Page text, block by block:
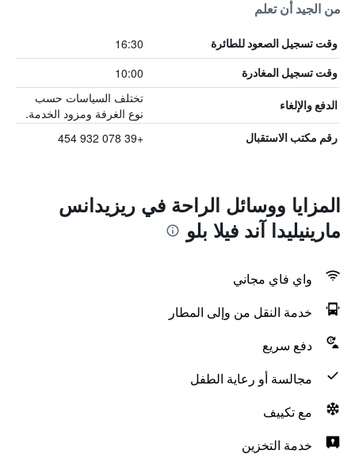
من الجيد أن تعلم
وقت تسجيل الصعود للطائرة 16:30
وقت تسجيل المغادرة 10:00
الدفع والإلغاء
تختلف السياسات حسب
نوع الغرفة ومزود الخدمة.
رقم مكتب الاستقبال +39 078 932 454
المزايا ووسائل الراحة في ريزيدانس
مارينيليدا آند فيلا بلو
واي فاي مجاني
خدمة النقل من وإلى المطار
دفع سريع
مجالسة أو رعاية الطفل
مع تكييف
خدمة التخزين